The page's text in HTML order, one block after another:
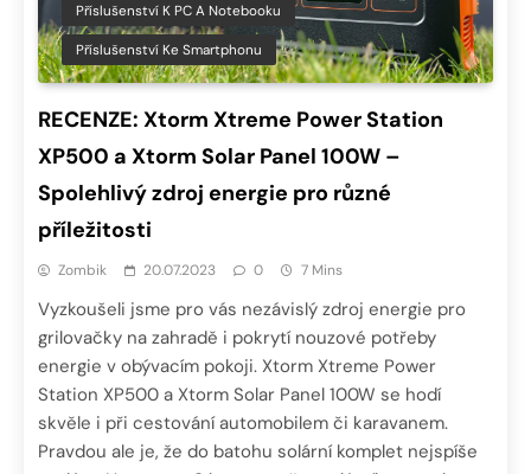
Příslušenství K PC A Notebooku
Příslušenství Ke Smartphonu
RECENZE: Xtorm Xtreme Power Station
XP500 a Xtorm Solar Panel 100W –
Spolehlivý zdroj energie pro různé
příležitosti
Zombik 20.07.2023 0 7 Mins
Vyzkoušeli jsme pro vás nezávislý zdroj energie pro
grilovačky na zahradě i pokrytí nouzové potřeby
energie v obývacím pokoji. Xtorm Xtreme Power
Station XP500 a Xtorm Solar Panel 100W se hodí
skvěle i při cestování automobilem či karavanem.
Pravdou ale je, že do batohu solární komplet nejspíše